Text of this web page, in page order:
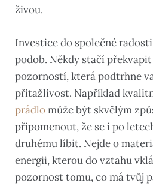
živou.
Investice do společné
podob. Někdy stačí
pozorností, která podtrhne
přitažlivost. Například
prádlomůže být skvělým
připomenout, že se i po
druhému líbit. Nejde o
energii, kterou do vztahu
pozornost tomu, co má tvůj